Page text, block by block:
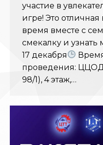
участие в
игре! Это
время вместе с
смекалку и узнать
17 декабря
проведения: ЦЦОД
98/1), 4 этаж,…